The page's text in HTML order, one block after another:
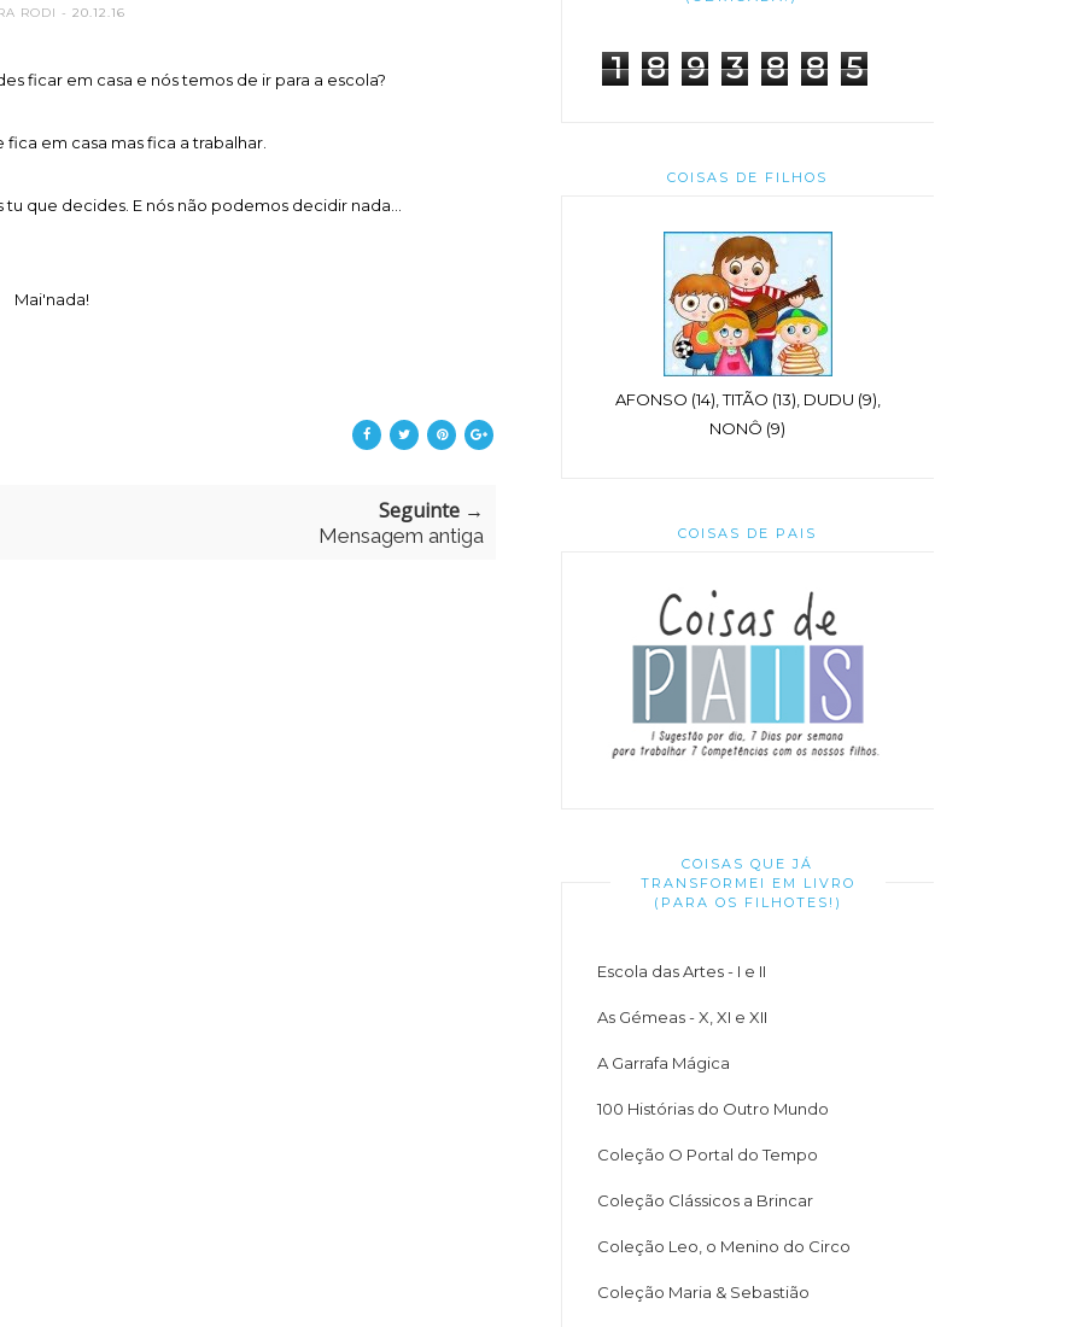
RODI - 20.12.16
ficar em casa e nós temos de ir para a escola?
fica em casa mas fica a trabalhar.
que decides. E nós não podemos decidir nada...
Mai'nada!
Seguinte →
Mensagem antiga
1 8 9 3 8 8 5
COISAS DE FILHOS
AFONSO (14), TITÃO (13), DUDU (9),
NONÔ (9)
COISAS DE PAIS
COISAS QUE JÁ
TRANSFORMEI EM LIVRO
(PARA OS FILHOTES!)
Escola das Artes - I e II
As Gémeas - X, XI e XII
A Garrafa Mágica
100 Histórias do Outro Mundo
Coleção O Portal do Tempo
Coleção Clássicos a Brincar
Coleção Leo, o Menino do Circo
Coleção Maria & Sebastião